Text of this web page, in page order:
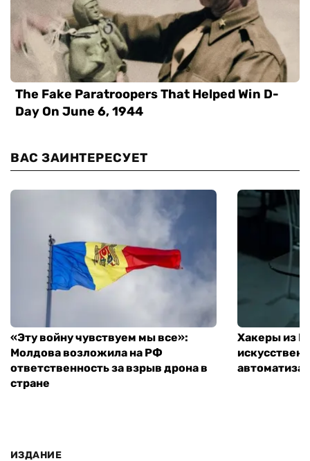
ВАС ЗАИНТЕРЕСУЕТ
«Эту войну чувствуем мы все»:
Молдова возложила на РФ
ответственность за взрыв дрона в
стране
Хакеры из
ИЗДАНИЕ